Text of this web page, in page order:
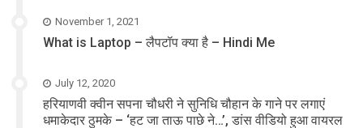
November 1, 2021
What is Laptop – लैपटॉप क्या है – Hindi Me
July 12, 2020
हरियाणवी क्वीन सपना चौधरी ने सुनिधि चौहान के गाने पर लगाएं
धमाकेदार ठुमके – ‘हट जा ताऊ पाछे ने…’, डांस वीडियो हुआ वायरल